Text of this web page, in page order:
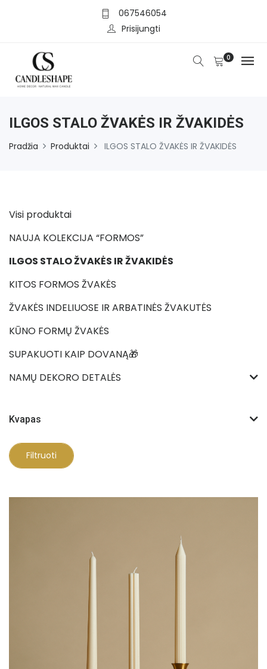
067546054
Prisijungti
0
ILGOS STALO ŽVAKĖS IR ŽVAKIDĖS
Pradžia Produktai ILGOS STALO ŽVAKĖS IR ŽVAKIDĖS
Visi produktai
NAUJA KOLEKCIJA “FORMOS”
ILGOS STALO ŽVAKĖS IR ŽVAKIDĖS
KITOS FORMOS ŽVAKĖS
ŽVAKĖS INDELIUOSE IR ARBATINĖS ŽVAKUTĖS
KŪNO FORMŲ ŽVAKĖS
SUPAKUOTI KAIP DOVANĄ🎁
NAMŲ DEKORO DETALĖS
Kvapas
Filtruoti